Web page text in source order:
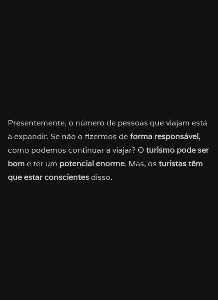
Presentemente, o número de pessoas que viajam está
a expandir. Se não o fizermos deforma responsável,
como podemos continuar a viajar? O turismo pode ser
bome ter um potencial enorme. Mas, os turistas têm
que estar conscientesdisso.